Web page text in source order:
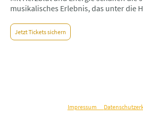
musikalisches Erlebnis, das unter die
Jetzt Tickets sichern
Impressum